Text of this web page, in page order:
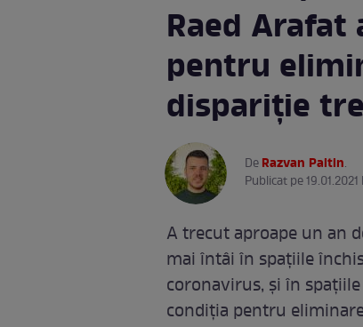
Raed
pentru
dispariție
DeRazvan Paltin.
Publicat pe
A trecut aproape un an
mai întâi în spațiile
coronavirus, și în
condiția pentru